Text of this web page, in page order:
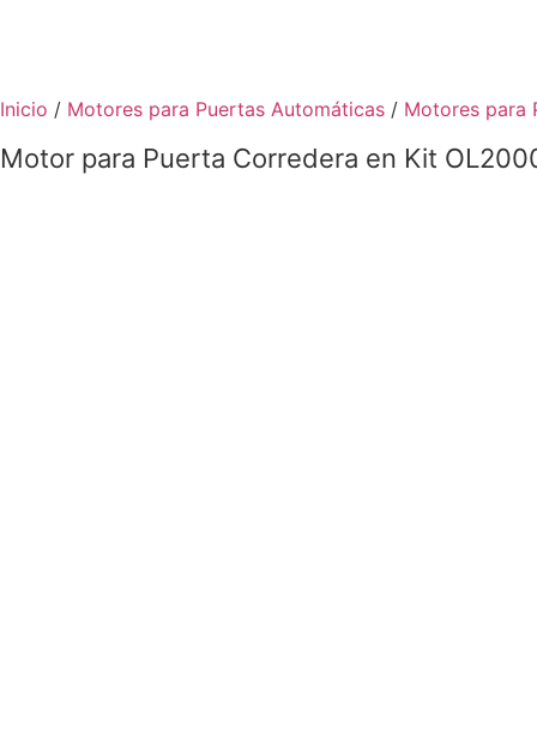
contenido
Inicio / Motores para Puertas Automáticas / Motores para
Motor para Puerta Corredera en Kit